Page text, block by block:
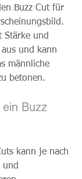
Buzz Cut für
Stärke und
und kann
männliche
betonen.
Buzz
kann je nach
und